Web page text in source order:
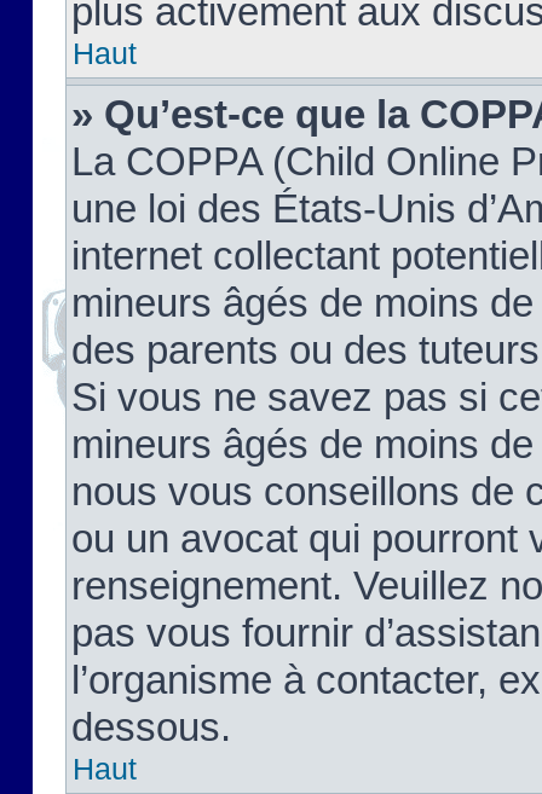
plus activement aux
Haut
» Qu’est-ce que la
La COPPA (Child Online
une loi des États-Unis
internet collectant
mineurs âgés de moins
des parents ou des
Si vous ne savez pas si
mineurs âgés de moins
nous vous conseillons de
ou un avocat qui pourront
renseignement. Veuillez
pas vous fournir
l’organisme à contacter,
dessous.
Haut